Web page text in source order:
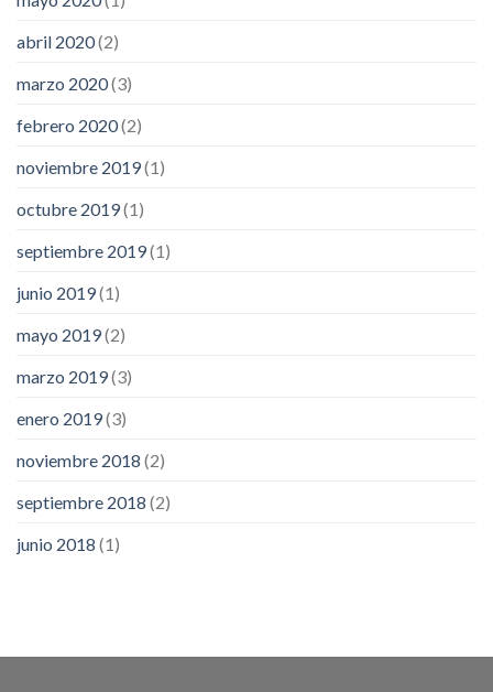
abril 2020(2)
marzo 2020(3)
febrero 2020(2)
noviembre 2019(1)
octubre 2019(1)
septiembre 2019(1)
junio 2019(1)
mayo 2019(2)
marzo 2019(3)
enero 2019(3)
noviembre 2018 (2)
septiembre 2018 (2)
junio 2018 (1)